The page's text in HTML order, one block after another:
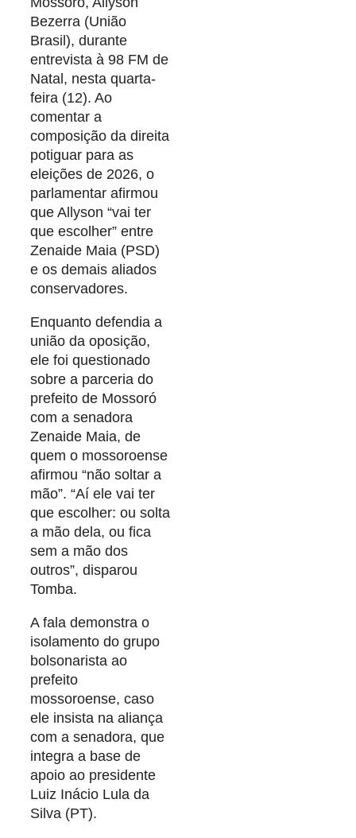
Bezerra (União
Brasil), durante
entrevista à 98 FM de
Natal, nesta quarta-
feira (12). Ao
comentar a
composição da direita
potiguar para as
eleições de 2026, o
parlamentar afirmou
que Allyson “vai ter
que escolher” entre
Zenaide Maia (PSD)
e os demais aliados
conservadores.
Enquanto defendia a
união da oposição,
ele foi questionado
sobre a parceria do
prefeito de Mossoró
com a senadora
Zenaide Maia, de
quem o mossoroense
afirmou “não soltar a
mão”. “Aí ele vai ter
que escolher: ou solta
a mão dela, ou fica
sem a mão dos
outros”, disparou
Tomba.
A fala demonstra o
isolamento do grupo
bolsonarista ao
prefeito
mossoroense, caso
ele insista na aliança
com a senadora, que
integra a base de
apoio ao presidente
Luiz Inácio Lula da
Silva (PT).